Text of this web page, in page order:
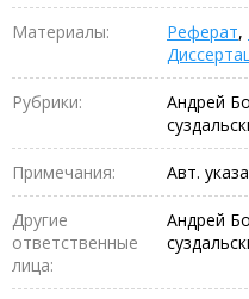
Материалы: Реферат,
Рубрики:
Андрей
Примечания: Авт.
Другие
ответственные
лица:
Андрей